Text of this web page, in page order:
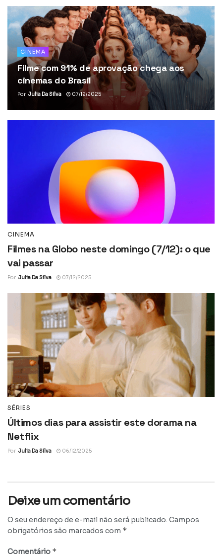
CINEMA
Filme com 91% de aprovação chega aos
cinemas do Brasil
Por Julia Da Silva 07/12/2025
CINEMA
Filmes na Globo neste domingo (7/12): o que
vai passar
Por Julia Da Silva 07/12/2025
SÉRIES
Últimos dias para assistir este dorama na
Netflix
Por Julia Da Silva 06/12/2025
Deixe um comentário
O seu endereço de e-mail não será publicado. Campos
obrigatórios são marcados com *
Comentário *